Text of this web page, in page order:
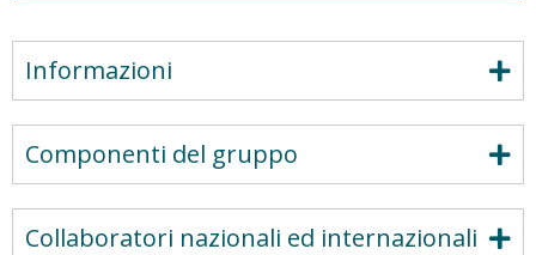
Informazioni
Componenti del gruppo
Collaboratori nazionali ed internazionali